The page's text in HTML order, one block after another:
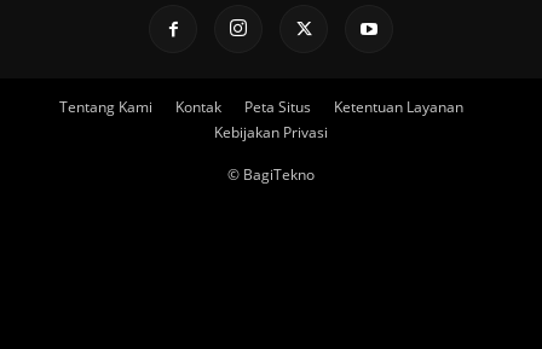
Tentang Kami Kontak Peta Situs
Ketentuan Layanan
Kebijakan Privasi
© BagiTekno